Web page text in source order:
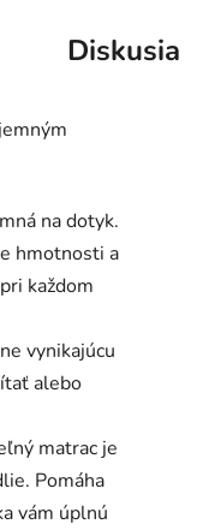
Diskusia
na dotyk.
hmotnosti a
každom
vynikajúcu
alebo
matrac je
Pomáha
vám úplnú